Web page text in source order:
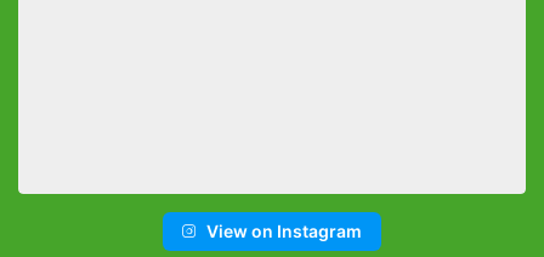
View on Instagram